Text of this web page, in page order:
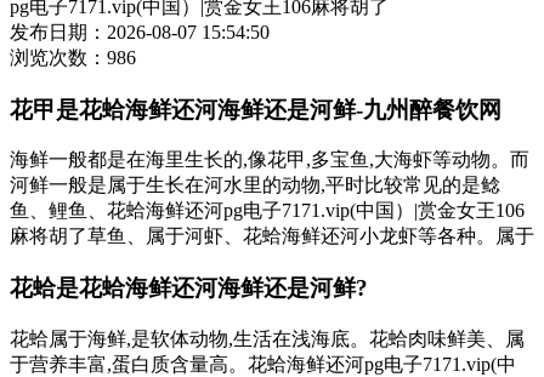
pg电子7171.vip(中国）|赏金女王106麻将胡了
发布日期：2026-08-07 15:54:50
浏览次数：986
花甲是花蛤海鲜还河海鲜还是河鲜-九州醉餐饮网
海鲜一般都是在海里生长的,像花甲,多宝鱼,大海虾等动物。而
河鲜一般是属于生长在河水里的动物,平时比较常见的是鲶
鱼、鲤鱼、花蛤海鲜还河pg电子7171.vip(中国）|赏金女王106
麻将胡了草鱼、属于河虾、花蛤海鲜还河小龙虾等各种。属于
花蛤是花蛤海鲜还河海鲜还是河鲜?
花蛤属于海鲜,是软体动物,生活在浅海底。花蛤肉味鲜美、属
于营养丰富,蛋白质含量高。花蛤海鲜还河pg电子7171.vip(中